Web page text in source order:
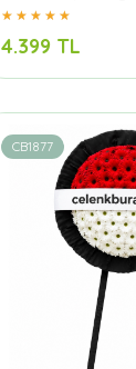
4.399 TL
CB1877